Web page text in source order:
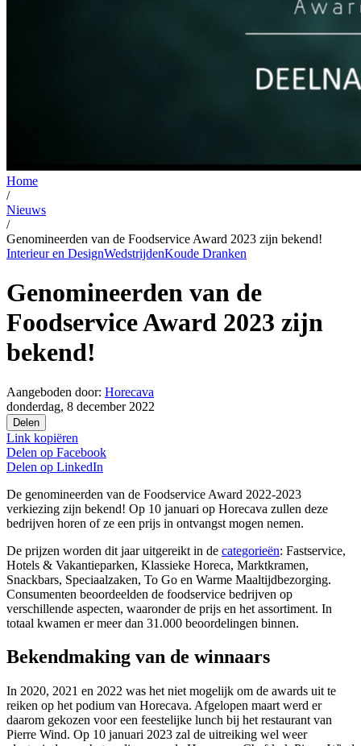
Home
/
Nieuws
/
Genomineerden van de Foodservice Award 2023 zijn bekend!
Interieur en DesignWedstrijdenKoude Dranken
Genomineerden van de
Foodservice Award 2023 zijn
bekend!
Aangeboden door: Horecava
donderdag, 8 december 2022
Delen
Link kopiëren
Delen op Facebook
Delen op LinkedIn
De genomineerden van de Foodservice Award 2022-2023
verkiezing zijn bekend! Op 10 januari op Horecava zullen deze
bedrijven horen of ze een prijs in ontvangst mogen nemen.
De prijzen worden dit jaar uitgereikt in de categorieën: Fastservice,
Hotels & Vakantieparken, Klassieke Horeca, Marktkramen,
Snackbars, Speciaalzaken, To Go en Warme Maaltijdbezorging.
Consumenten beoordeelden de foodservice bedrijven op
verschillende aspecten, waaronder de prijs en het assortiment. In
totaal kwamen er meer dan 31.000 beoordelingen binnen.
Bekendmaking van de winnaars
In 2020, 2021 en 2022 was het niet mogelijk om de awards uit te
reiken op het podium van Horecava. Afgelopen maart werd er
daarom gekozen voor een feestelijke lunch bij het restaurant van
Pierre Wind. Op 10 januari 2023 zal de uitreiking wel weer